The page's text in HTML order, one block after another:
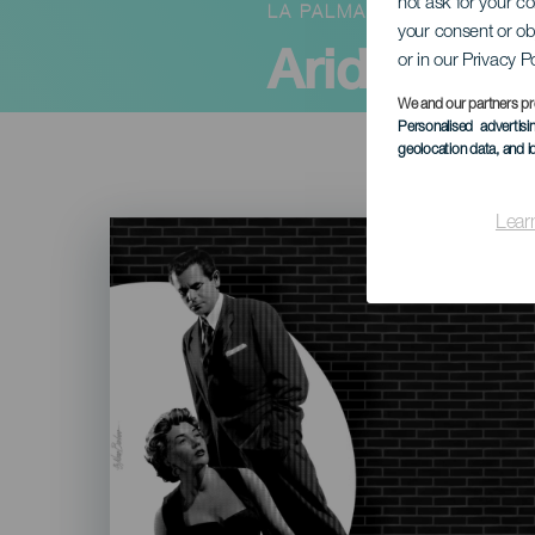
not ask for your
your consent or
or in our Privacy
We and our partners
Personalised
geolocation data, and
Aridane
LA PALMA
Imagen
Listado